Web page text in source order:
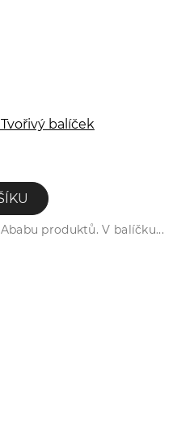
balíček
produktů. V balíčku...